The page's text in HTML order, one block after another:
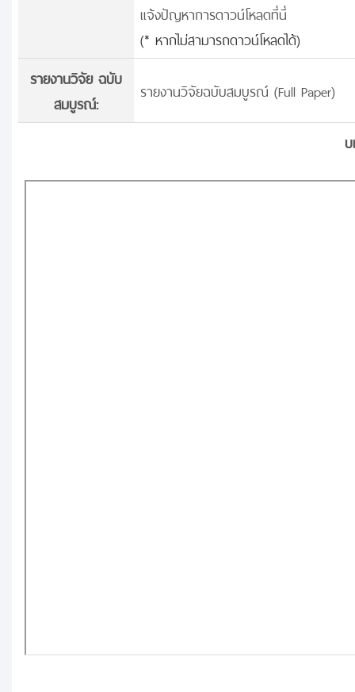
แจ้งปัญหาการดาวน์โหลดที่นี่
(* หากไม่สามารถดาวน์โหลดได้)
รายงานวิจัย ฉบับ
สมบูรณ์:
รายงานวิจัยฉบับสมบูรณ์ (Full Paper)